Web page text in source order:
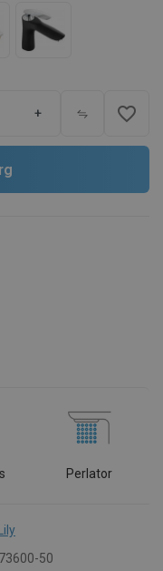
+ favorite_border
Perlator
Lily
73600-50